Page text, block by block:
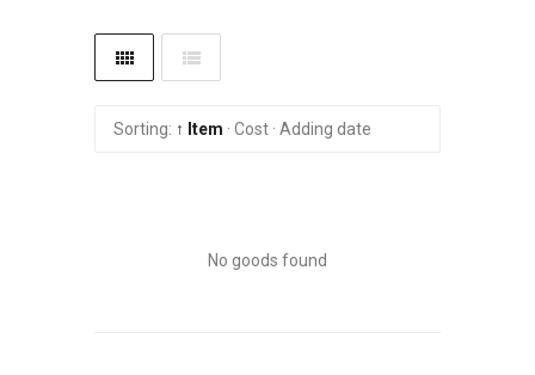
Sorting: ↑ Item · Cost · Adding date
No goods found